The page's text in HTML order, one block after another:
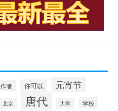
作者 你可以 元宵节
北京 唐代 大学 学校